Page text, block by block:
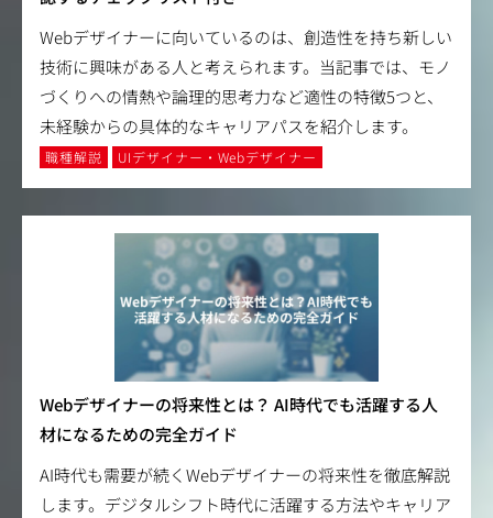
Webデザイナーに向いているのは、創造性を持ち新しい
技術に興味がある人と考えられます。当記事では、モノ
づくりへの情熱や論理的思考力など適性の特徴5つと、
未経験からの具体的なキャリアパスを紹介します。
職種解説 UIデザイナー・Webデザイナー
Webデザイナーの将来性とは？ AI時代でも活躍する人
材になるための完全ガイド
AI時代も需要が続くWebデザイナーの将来性を徹底解説
します。デジタルシフト時代に活躍する方法やキャリア